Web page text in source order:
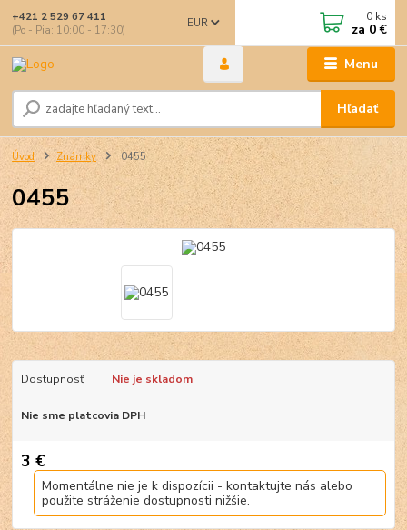
Menu
EUR
Hľadať
+421 2 529 67 411
(Po - Pia: 10:00 - 17:30)
0 ks
za 0 €
Úvod Známky 0455
0455
Dostupnosť Nie je skladom
Nie sme platcovia DPH
3 €
Momentálne nie je k dispozícii - kontaktujte nás alebo
použite stráženie dostupnosti nižšie.